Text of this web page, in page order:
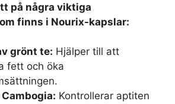
på några viktiga
finns i Nourix-kapslar:
grönt te: Hjälper till att
fett och öka
Kontrollerar aptiten